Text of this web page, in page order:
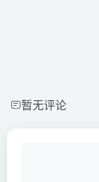
暂无评论